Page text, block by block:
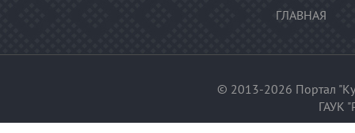
ГЛАВНАЯ
© 2013-2026 Портал
ГАУК